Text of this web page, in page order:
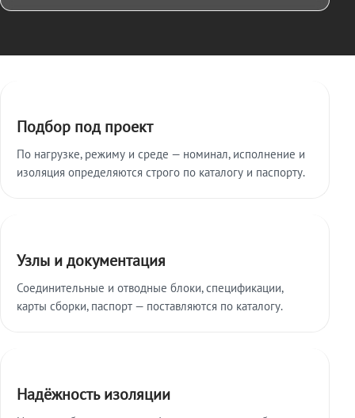
Подбор под проект
По нагрузке, режиму и среде — номинал, исполнение и
изоляция определяются строго по каталогу и паспорту.
Узлы и документация
Соединительные и отводные блоки, спецификации,
карты сборки, паспорт — поставляются по каталогу.
Надёжность изоляции